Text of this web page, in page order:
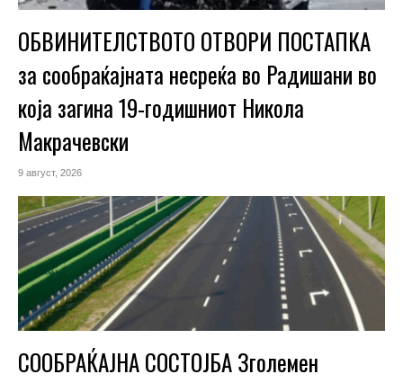
ОБВИНИТЕЛСТВОТО ОТВОРИ ПОСТАПКА
за сообраќајната несреќа во Радишани во
која загина 19-годишниот Никола
Макрачевски
9 август, 2026
СООБРАЌАЈНА СОСТОЈБА Зголемен